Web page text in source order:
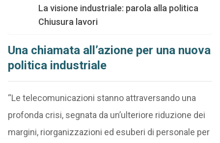
La visione industriale: parola alla politica
Chiusura lavori
Una chiamata all’azione per una nuova
politica industriale
“Le telecomunicazioni stanno attraversando una
profonda crisi, segnata da un’ulteriore riduzione dei
margini, riorganizzazioni ed esuberi di personale per